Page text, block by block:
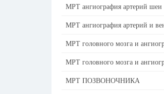
МРТ ангиография артерий шеи
МРТ ангиография артерий и
МРТ головного мозга и
МРТ головного мозга и
МРТ ПОЗВОНОЧНИКА